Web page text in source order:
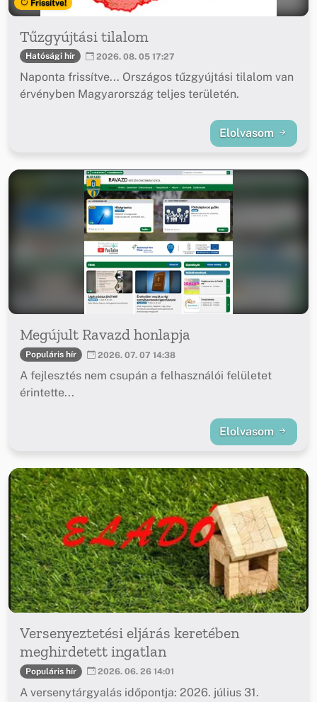
Frissítve!
Tűzgyújtási tilalom
Hatósági hír 2026. 08. 05 17:27
Naponta frissítve... Országos tűzgyújtási tilalom van
érvényben Magyarország teljes területén.
Elolvasom
Megújult Ravazd honlapja
Populáris hír 2026. 07. 07 14:38
A fejlesztés nem csupán a felhasználói felületet
érintette...
Elolvasom
Versenyeztetési eljárás keretében
meghirdetett ingatlan
Populáris hír 2026. 06. 26 14:01
A versenytárgyalás időpontja: 2026. július 31.